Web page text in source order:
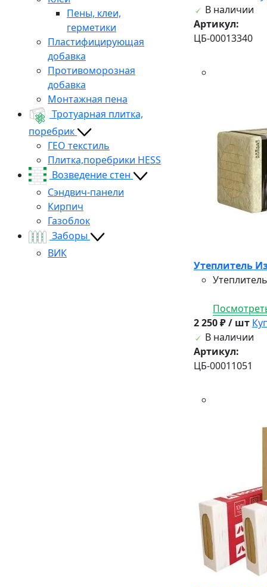
Пены, клеи,
герметики
Пластифицирующая
добавка
Противоморозная
добавка
Монтажная пена
Тротуарная плитка,
поребрик
ГЕО текстиль
Плитка,поребрики HESS
Возведение стен
Сэндвич-панели
Кирпич
Газоблок
Заборы
ВИК
В наличии
Артикул:
ЦБ-00013340
Утеплитель
2 250 ₽ / шт
В наличии
Артикул:
ЦБ-00011051